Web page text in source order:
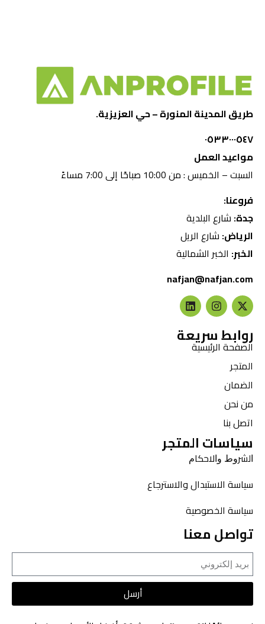
طريق المدينة المنورة – حي العزيزية.
٠٥٣٣٠٠٠٥٤٧
مواعيد العمل
السبت – الخميس : من 10:00 صباحًا إلى 7:00 مساءً
فروعنا:
جدة: شارع البلدية
الرياض: شارع الريل
الخبر: الخبر الشمالية
nafjan@nafjan.com
روابط سريعة
الصفحة الرئيسية
المتجر
الضمان
من نحن
اتصل بنا
سياسات المتجر
ﺍﻟﺸﺮﻭﻁ ﻭﺍﻻﺣﻜﺎﻡ
سياسة الاستبدال والاسترجاع
سياسة الخصوصية
تواصل معنا
أرسل